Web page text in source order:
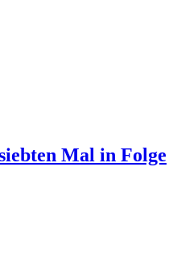
Mal in Folge